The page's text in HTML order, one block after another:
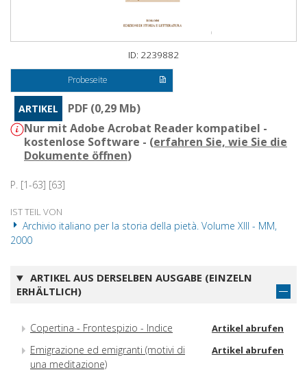
ID: 2239882
Probeseite
ARTIKEL
PDF (0,29 Mb)
Nur mit Adobe Acrobat Reader kompatibel -
kostenlose Software - (erfahren Sie, wie Sie die
Dokumente öffnen)
P. [1-63] [63]
IST TEIL VON
Archivio italiano per la storia della pietà. Volume XIII - MM,
2000
ARTIKEL AUS DERSELBEN AUSGABE (EINZELN
ERHÄLTLICH)
Copertina - Frontespizio - Indice Artikel abrufen
Emigrazione ed emigranti (motivi di
una meditazione)
Artikel abrufen